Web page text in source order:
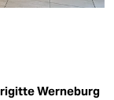
Werneburg